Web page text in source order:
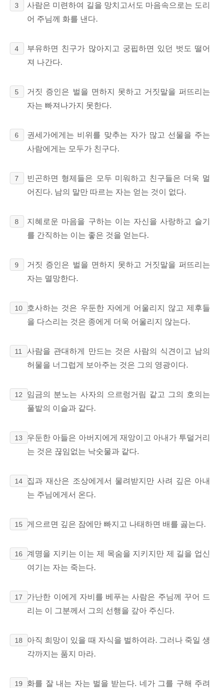
3 사람은 미련하여 길을 망치고서도 마음속으로는 도리
어 주님께 화를 낸다.
4
부유하면 친구가 많아지고 궁핍하면 있던 벗도 떨어
져 나간다.
5
거짓 증인은 벌을 면하지 못하고 거짓말을 퍼뜨리는
자는 빠져나가지 못한다.
6 권세가에게는 비위를 맞추는 자가 많고 선물을 주는
사람에게는 모두가 친구다.
7
빈곤하면 형제들은 모두 미워하고 친구들은 더욱 멀
어진다. 남의 말만 따르는 자는 얻는 것이 없다.
8 지혜로운 마음을 구하는 이는 자신을 사랑하고 슬기
를 간직하는 이는 좋은 것을 얻는다.
9
거짓 증인은 벌을 면하지 못하고 거짓말을 퍼뜨리는
자는 멸망한다.
10
호사하는 것은 우둔한 자에게 어울리지 않고 제후들
을 다스리는 것은 종에게 더욱 어울리지 않는다.
11
사람을 관대하게 만드는 것은 사람의 식견이고 남의
허물을 너그럽게 보아주는 것은 그의 영광이다.
12
임금의 분노는 사자의 으르렁거림 같고 그의 호의는
풀밭의 이슬과 같다.
13
우둔한 아들은 아버지에게 재앙이고 아내가 투덜거리
는 것은 끊임없는 낙숫물과 같다.
14
집과 재산은 조상에게서 물려받지만 사려 깊은 아내
는 주님에게서 온다.
15 게으르면 깊은 잠에만 빠지고 나태하면 배를 곯는다.
16 계명을 지키는 이는 제 목숨을 지키지만 제 길을 업신
여기는 자는 죽는다.
17
가난한 이에게 자비를 베푸는 사람은 주님께 꾸어 드
리는 이 그분께서 그의 선행을 갚아 주신다.
18 아직 희망이 있을 때 자식을 벌하여라. 그러나 죽일 생
각까지는 품지 마라.
19 화를 잘 내는 자는 벌을 받는다. 네가 그를 구해 주려